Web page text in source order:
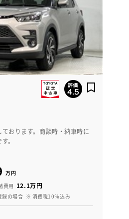
おります。商談時・納車時に
。
万円
費用 12.1万円
の場合 ※ 消費税10％込み